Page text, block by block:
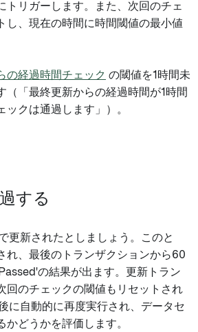
トリガーします。また、次回のチェ
し、現在の時間に時間閾値の最小値
の経過時間チェック の閾値を1時間未
（「最終更新からの経過時間が1時間
ックは通過します」）。
する
更新されたとしましょう。このと
れ、最後のトランザクションから60
の結果が出ます。更新トラン
回のチェックの閾値もリセットされ
に自動的に再度実行され、データセ
かどうかを評価します。